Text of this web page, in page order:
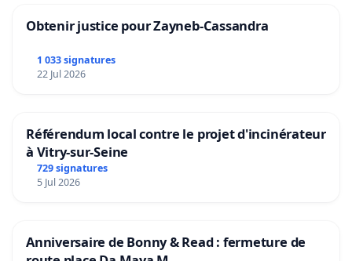
Obtenir justice pour Zayneb-Cassandra
1 033 signatures
22 Jul 2026
Référendum local contre le projet d'incinérateur
à Vitry-sur-Seine
729 signatures
5 Jul 2026
Anniversaire de Bonny & Read : fermeture de